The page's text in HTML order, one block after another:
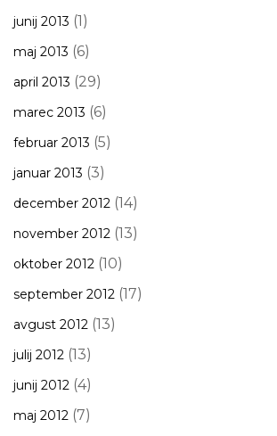
junij 2013 (1)
maj 2013 (6)
april 2013 (29)
marec 2013 (6)
februar 2013 (5)
januar 2013 (3)
december 2012 (14)
november 2012 (13)
oktober 2012 (10)
september 2012 (17)
avgust 2012 (13)
julij 2012 (13)
junij 2012 (4)
maj 2012 (7)